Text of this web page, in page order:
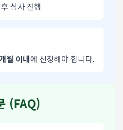
심사 진행
월 이내에 신청해야 합니다.
(FAQ)